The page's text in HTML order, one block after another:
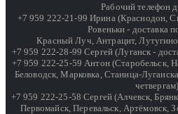
Рабочий телефон
+7 959 222-21-99 Ирина (Краснодон,
Ровеньки - доставка
Красный Луч, Антрацит,
+7 959 222-28-99 Сергей (Луганск -
+7 959 222-25-59 Антон (Старобельск,
Беловодск, Марковка, Станица-
четвергам)
+7 959 222-25-58 Сергей (Алчевск,
Первомайск, Перевальск, Артёмовск,